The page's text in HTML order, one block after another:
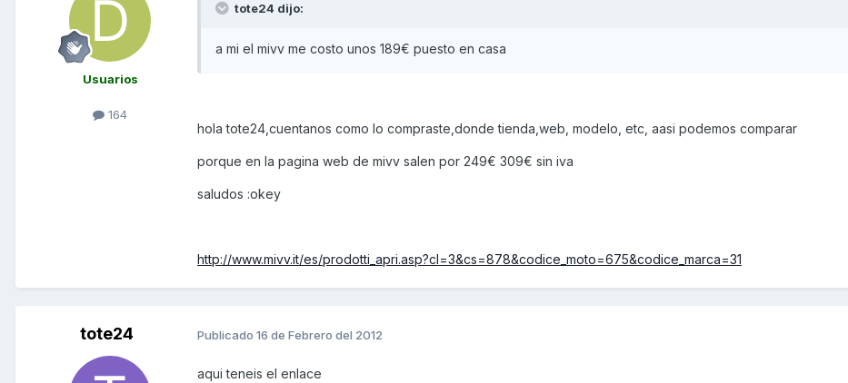
Usuarios
164
tote24 dijo:
a mi el mivv me costo unos 189€ puesto en casa
hola tote24,cuentanos como lo compraste,donde tienda,web, modelo, etc, aasi podemos comparar
porque en la pagina web de mivv salen por 249€ 309€ sin iva
saludos :okey
http://www.mivv.it/es/prodotti_apri.asp?cl=3&cs=878&codice_moto=675&codice_marca=31
tote24 Publicado 16 de Febrero del 2012
aqui teneis el enlace